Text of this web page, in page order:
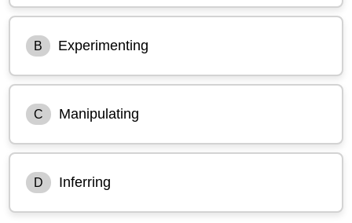
B Experimenting
C Manipulating
D Inferring